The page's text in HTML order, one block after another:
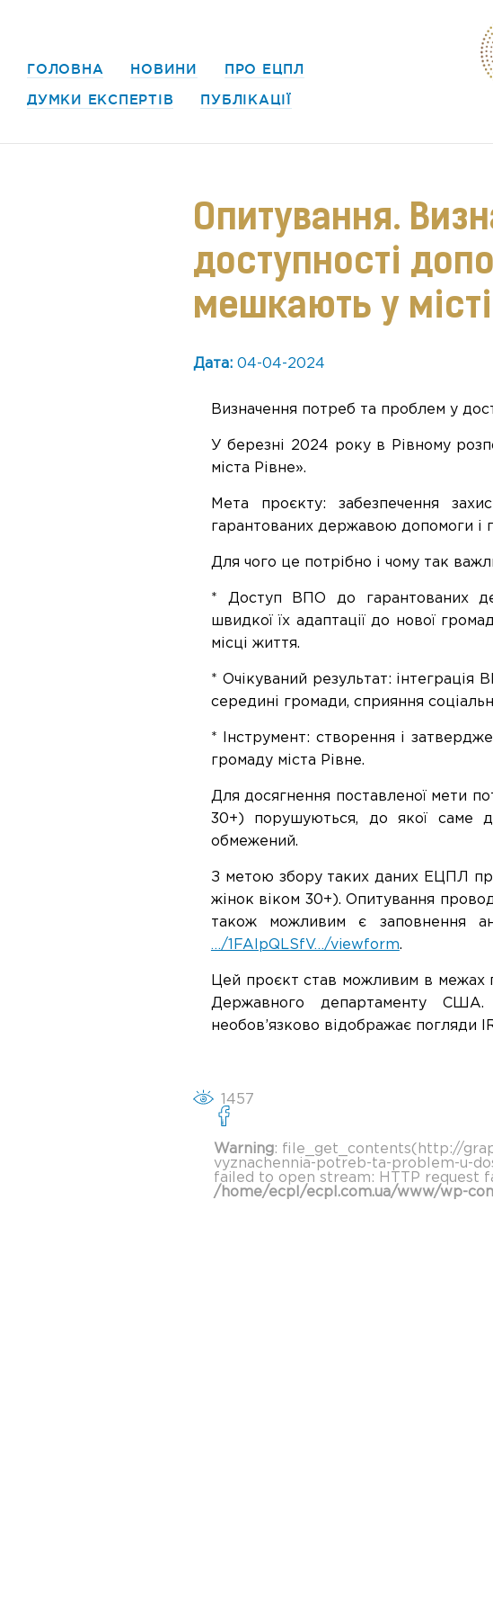
ГОЛОВНА НОВИНИ
ПРО ЕЦПЛ
ДУМКИ ЕКСПЕРТІВ
ПУБЛІКАЦІЇ
Опитування.
доступності
мешкають у
Дата:04-04-2024
Визначення потреб та проблем у
У березні 2024 року в Рівному
міста Рівне».
Мета проєкту: забезпечення
гарантованих державою допомоги і
Для чого це потрібно і чому так
* Доступ ВПО до гарантованих
швидкої їх адаптації до нової
місці життя.
* Очікуваний результат: інтеграція
середині громади, сприяння
* Інструмент: створення і
громаду міста Рівне.
Для досягнення поставленої мети
30+) порушуються, до якої саме
обмежений.
З метою збору таких даних ЕЦПЛ
жінок віком 30+). Опитування
також можливим є заповнення
…/1FAIpQLSfV…/viewform.
Цей проєкт став можливим в межах
Державного департаменту США.
необов’язково відображає
1457
Warning: file_get_contents(http://
vyznachennia-potreb-ta-problem-u-
failed to open stream: HTTP request
/home/ecpl/ecpl.com.ua/www/wp-